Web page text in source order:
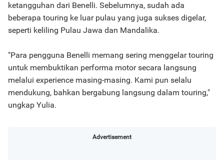
ketangguhan dari Benelli. Sebelumnya, sudah ada
beberapa touring ke luar pulau yang juga sukses digelar,
seperti keliling Pulau Jawa dan Mandalika.
"Para pengguna Benelli memang sering menggelar touring
untuk membuktikan performa motor secara langsung
melalui experience masing-masing. Kami pun selalu
mendukung, bahkan bergabung langsung dalam touring,"
ungkap Yulia.
Advertisement